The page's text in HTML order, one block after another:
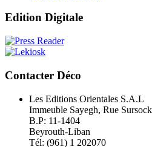
Edition Digitale
Contacter Déco
Les Editions Orientales S.A.L
Immeuble Sayegh, Rue Sursock
B.P: 11-1404
Beyrouth-Liban
Tél: (961) 1 202070